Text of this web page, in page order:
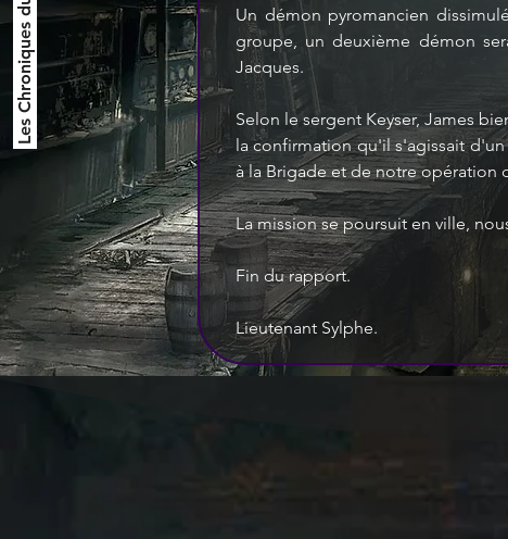
Un démon pyromancien
groupe, un deuxième démon
Jacques.
Selon le sergent Keyser, James
la confirmation qu'il s'agissait
à la Brigade et de notre opération
La mission se poursuit en ville,
Fin du rapport.
Lieutenant Sylphe.